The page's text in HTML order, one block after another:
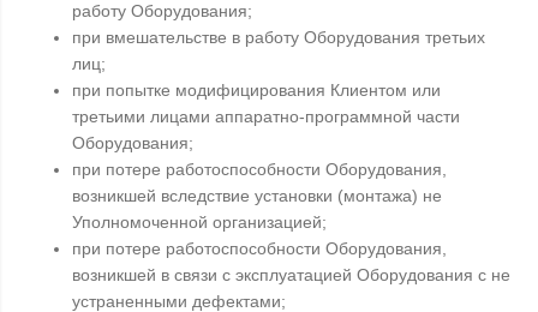
работу Оборудования;
при вмешательстве в работу Оборудования третьих
лиц;
при попытке модифицирования Клиентом или
третьими лицами аппаратно-программной части
Оборудования;
при потере работоспособности Оборудования,
возникшей вследствие установки (монтажа) не
Уполномоченной организацией;
при потере работоспособности Оборудования,
возникшей в связи с эксплуатацией Оборудования с не
устраненными дефектами;